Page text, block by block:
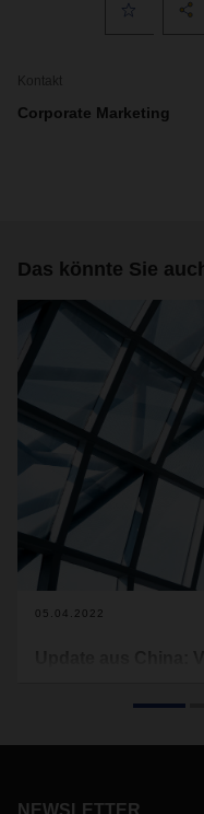
Kontakt
Corporate Marketing
Das könnte Sie
05.04.2022
NEWSLETTER